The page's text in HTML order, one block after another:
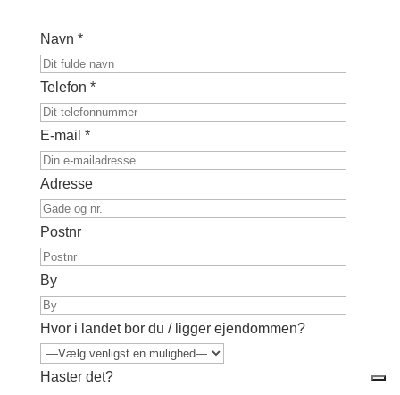
Navn *
Telefon *
E-mail *
Adresse
Postnr
By
Hvor i landet bor du / ligger ejendommen?
Haster det?